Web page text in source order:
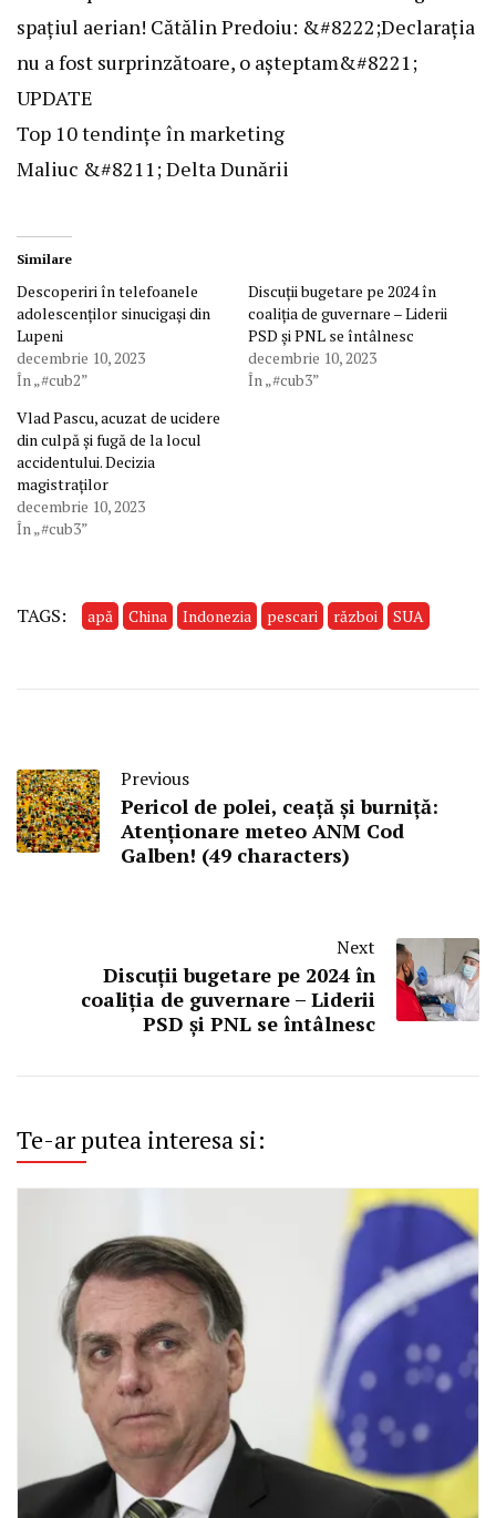
spațiul aerian! Cătălin Predoiu: &#8222;Declarația
nu a fost surprinzătoare, o așteptam&#8221;
UPDATE
Top 10 tendințe în marketing
Maliuc &#8211; Delta Dunării
Similare
Descoperiri în telefoanele
adolescenților sinucigași din
Lupeni
decembrie 10, 2023
În „#cub2”
Discuții bugetare pe 2024 în
coaliția de guvernare – Liderii
PSD și PNL se întâlnesc
decembrie 10, 2023
În „#cub3”
Vlad Pascu, acuzat de ucidere
din culpă și fugă de la locul
accidentului. Decizia
magistraților
decembrie 10, 2023
În „#cub3”
TAGS: apă China Indonezia pescari război SUA
Previous
Pericol de polei, ceață și burniță:
Atenționare meteo ANM Cod
Galben! (49 characters)
Next
Discuții bugetare pe 2024 în
coaliția de guvernare – Liderii
PSD și PNL se întâlnesc
Te-ar putea interesa si: